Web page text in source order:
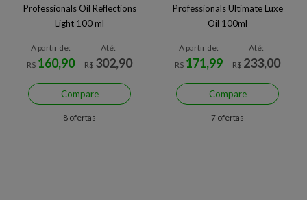
Professionals Oil Reflections
Light 100 ml
A partir de:
R$ 160,90
Até:
R$ 302,90
Compare
8 ofertas
Professionals Ultimate Luxe
Oil 100ml
A partir de:
R$ 171,99
Até:
R$ 233,00
Compare
7 ofertas